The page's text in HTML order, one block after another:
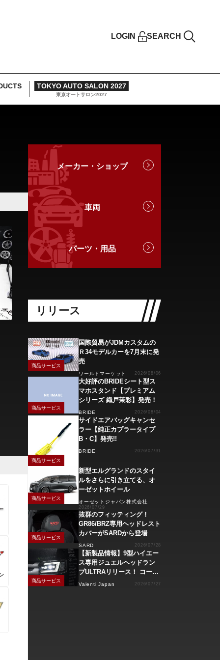
LOGIN SEARCH
TOKYO AUTO SALON 2027
東京オートサロン2027
メーカー・ショップ
車両
パーツ・用品
リリース
商品サービス
国際貿易がJDMカスタムの
Ｒ34モデルカーを7月末に発
売
ワールドマーケット 2026/08/06
商品サービス
大好評のBRIDEシート型ス
マホスタンド【プレミアム
シリーズ 織戸茉彩】発売！
BRIDE 2026/08/04
商品サービス
サイドエアバッグキャンセ
ラー【純正カプラータイプ
B・C】発売!!
BRIDE 2026/07/31
商品サービス
新型エルグランドのスタイ
ルをさらに引き立てる、オ
ーゼットホイール
オーゼットジャパン株式会社
2026/07/29
商品サービス
抜群のフィッティング！
GR86/BRZ専用ヘッドレスト
カバーがSARDから登場
SARD 2026/07/28
商品サービス
【新製品情報】9型ハイエー
ス専用ジュエルヘッドラン
プULTRAリリース！ コーナ
ーリングランプ、キーレス
Valenti Japan 2026/07/27